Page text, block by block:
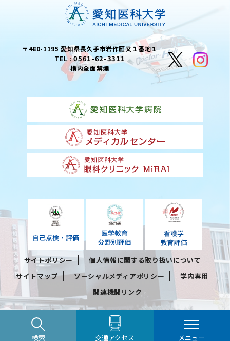
〒480-1195 愛知県長久手市岩作雁又１番地１
TEL :0561-62-3311
構内全面禁煙
サイトポリシー
個人情報に関する取り扱いについて
サイトマップ
ソーシャルメディアポリシー
学内専用
関連機関リンク
検索 交通アクセス メニュー